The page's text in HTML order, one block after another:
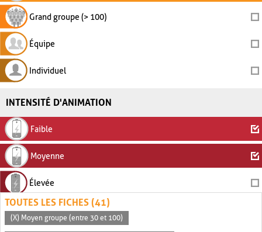
Grand groupe (> 100)
Équipe
Individuel
INTENSITÉ D'ANIMATION
Faible
Moyenne
Élevée
TOUTES LES FICHES (41)
(X) Moyen groupe (entre 30 et 100)